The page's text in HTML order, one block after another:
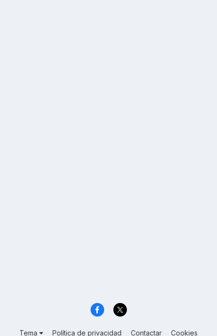
Tema Política de privacidad Contactar Cookies